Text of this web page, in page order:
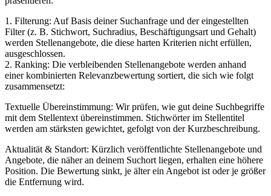
1. Filterung: Auf Basis deiner Suchanfrage und der eingestellten
Filter (z. B. Stichwort, Suchradius, Beschäftigungsart und Gehalt)
werden Stellenangebote, die diese harten Kriterien nicht erfüllen,
ausgeschlossen.
2. Ranking: Die verbleibenden Stellenangebote werden anhand
einer kombinierten Relevanzbewertung sortiert, die sich wie folgt
zusammensetzt:
Textuelle Übereinstimmung: Wir prüfen, wie gut deine Suchbegriffe
mit dem Stellentext übereinstimmen. Stichwörter im Stellentitel
werden am stärksten gewichtet, gefolgt von der Kurzbeschreibung.
Aktualität & Standort: Kürzlich veröffentlichte Stellenangebote und
Angebote, die näher an deinem Suchort liegen, erhalten eine höhere
Position. Die Bewertung sinkt, je älter ein Angebot ist oder je größer
die Entfernung wird.